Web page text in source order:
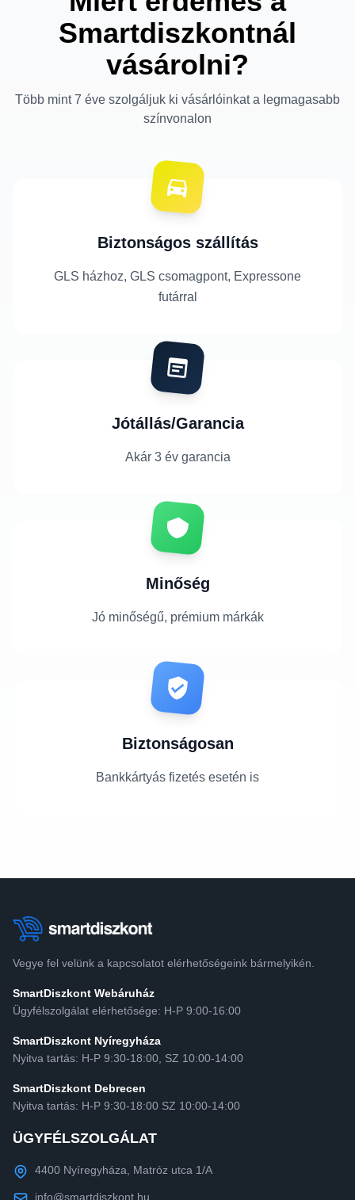
Smartdiszkontnál
vásárolni?
Több mint 7 éve szolgáljuk ki vásárlóinkat a legmagasabb
színvonalon
Biztonságos szállítás
GLS házhoz, GLS csomagpont, Expressone
futárral
Jótállás/Garancia
Akár 3 év garancia
Minőség
Jó minőségű, prémium márkák
Biztonságosan
Bankkártyás fizetés esetén is
Vegye fel velünk a kapcsolatot elérhetőségeink bármelyikén.
SmartDiszkont Webáruház
Ügyfélszolgálat elérhetősége: H-P 9:00-16:00
SmartDiszkont Nyíregyháza
Nyitva tartás: H-P 9:30-18:00, SZ 10:00-14:00
SmartDiszkont Debrecen
Nyitva tartás: H-P 9:30-18:00 SZ 10:00-14:00
ÜGYFÉLSZOLGÁLAT
4400 Nyíregyháza, Matróz utca 1/A
info@smartdiszkont.hu